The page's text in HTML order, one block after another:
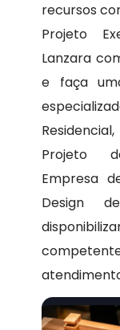
recursos
Projeto
Lanzara
e faça
Projeto
Empresa
Design